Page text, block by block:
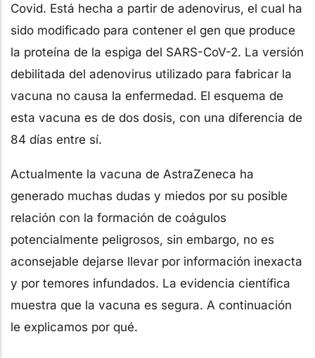
Covid. Está hecha a partir de adenovirus, el cual ha
sido modificado para contener el gen que produce
la proteína de la espiga del SARS-CoV-2. La versión
debilitada del adenovirus utilizado para fabricar la
vacuna no causa la enfermedad. El esquema de
esta vacuna es de dos dosis, con una diferencia de
84 días entre sí.
Actualmente la vacuna de AstraZeneca ha
generado muchas dudas y miedos por su posible
relación con la formación de coágulos
potencialmente peligrosos, sin embargo, no es
aconsejable dejarse llevar por información inexacta
y por temores infundados. La evidencia científica
muestra que la vacuna es segura. A continuación
le explicamos por qué.